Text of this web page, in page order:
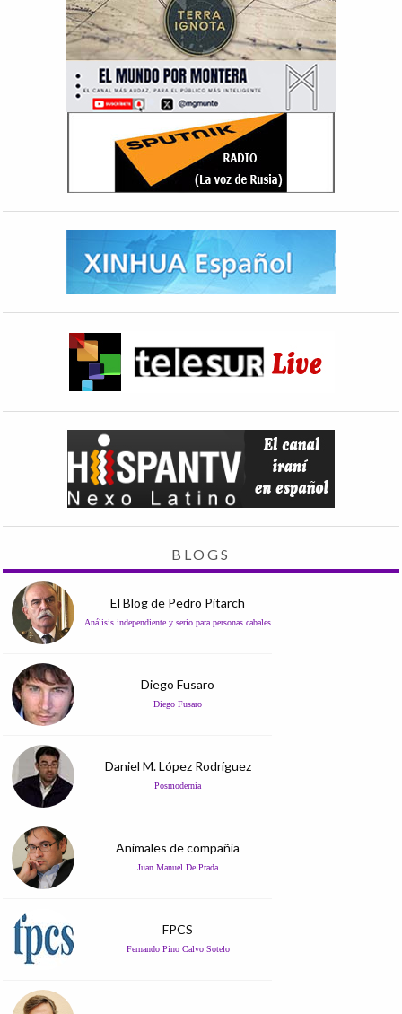
BLOGS
El Blog de Pedro Pitarch
Análisis independiente y serio para personas cabales
Diego Fusaro
Diego Fusaro
Daniel M. López Rodríguez
Posmodernia
Animales de compañía
Juan Manuel De Prada
FPCS
Fernando Pino Calvo Sotelo